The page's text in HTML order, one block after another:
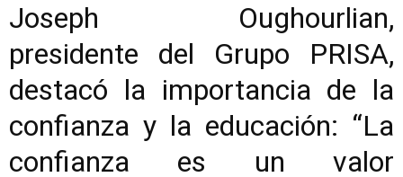
Joseph Oughourlian,
presidente del Grupo PRISA,
destacó la importancia de la
confianza y la educación: “La
confianza es un valor